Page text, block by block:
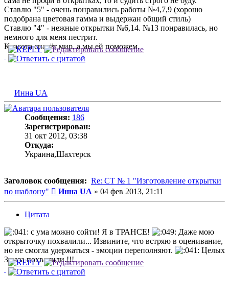
Ставлю "5" - очень понравились работы №4,7,9 (хорошо
подобрана цветовая гамма и выдержан общий стиль)
Ставлю "4" - нежные открытки №6,14. №13 понравилась, но
немного для меня пестрит.
Красота спасёт мир, а мы ей поможем.
Инна UA
Сообщения: 186
Зарегистрирован:
31 окт 2012, 03:38
Откуда:
Украина,Шахтерск
Заголовок сообщения: Re: СТ № 1 "Изготовление открытки
по шаблону"
Сообщение
Инна UA » 04 фев 2013, 21:11
Цитата
с ума можно сойти! Я в ТРАНСЕ!
Даже мою
открыточку похвалили... Извините, что встряю в оценивание,
но не смогла удержаться - эмоции переполняют.
Целых
3 раза похвалили.!!!